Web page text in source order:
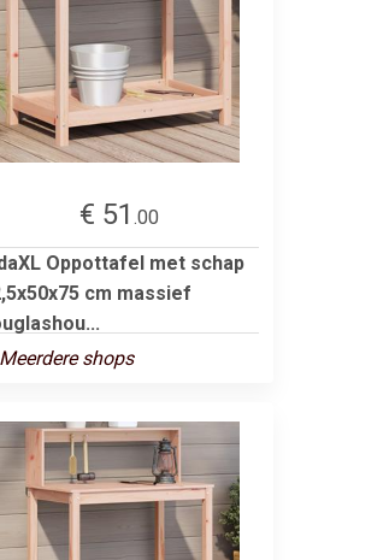
€ 51 .00
Oppottafel met schap
cm massief
Meerdere shops